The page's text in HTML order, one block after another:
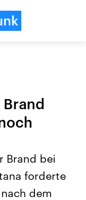
Brand bei
forderte
dem